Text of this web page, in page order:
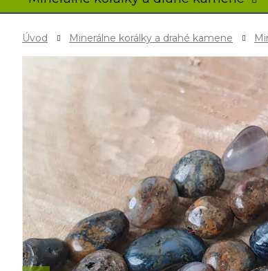
Úvod Minerálne korálky a drahé kamene